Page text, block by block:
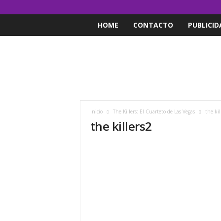
HOME CONTACTO
Inicio The Killers: El Cuarteto de Las Vegas the
the killers2